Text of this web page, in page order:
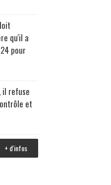
qu'il a
pour
il refuse
et
+ d'infos